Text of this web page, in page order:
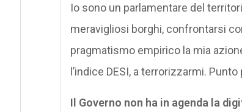
Io sono un parlamentare del
meravigliosi borghi, confrontarsi
pragmatismo empirico la mia
l’indice DESI, a terrorizzarmi.
Il Governo non ha in agenda la